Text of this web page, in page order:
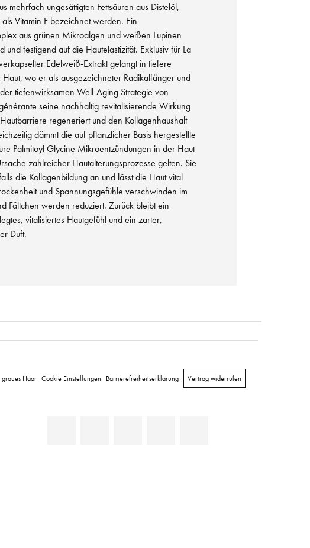
mehrfach ungesättigten Fettsäuren aus Distelöl,
Vitamin F bezeichnet werden. Ein
aus grünen Mikroalgen und weißen Lupinen
und festigend auf die Hautelastizität. Exklusiv für La
Edelweiß-Extrakt gelangt in tiefere
Haut, wo er als ausgezeichneter Radikalfänger und
tiefenwirksamen Well-Aging Strategie von
seine nachhaltig revitalisierende Wirkung
regeneriert und den Kollagenhaushalt
dämmt die auf pflanzlicher Basis hergestellte
Palmitoyl Glycine Mikroentzündungen in der Haut
zahlreicher Hautalterungsprozesse gelten. Sie
die Kollagenbildung an und lässt die Haut vital
und Spannungsgefühle verschwinden im
Fältchen werden reduziert. Zurück bleibt ein
vitalisiertes Hautgefühl und ein zarter,
Duft.
Haar Cookie Einstellungen Barrierefreiheitserklärung Vertrag widerrufen